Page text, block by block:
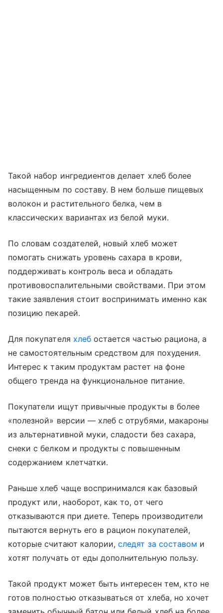
Такой набор ингредиентов делает хлеб более
насыщенным по составу. В нем больше пищевых
волокон и растительного белка, чем в
классических вариантах из белой муки.
По словам создателей, новый хлеб может
помогать снижать уровень сахара в крови,
поддерживать контроль веса и обладать
противовоспалительными свойствами. При этом
такие заявления стоит воспринимать именно как
позицию пекарей.
Для покупателя хлебостается частью рациона, а
не самостоятельным средством для похудения.
Интерес к таким продуктам растет на фоне
общего тренда на функциональное питание.
Покупатели ищут привычные продукты в более
«полезной» версии — хлеб с отрубями, макароны
из альтернативной муки, сладости без сахара,
снеки с белком и продукты с повышенным
содержанием клетчатки.
Раньше хлеб чаще воспринимался как базовый
продукт или, наоборот, как то, от чего
отказываются при диете. Теперь производители
пытаются вернуть его в рацион покупателей,
которые считают калории,следят за составом и
хотят получать от еды дополнительную пользу.
Такой продукт может быть интересен тем, кто не
готов полностью отказываться от хлеба, но хочет